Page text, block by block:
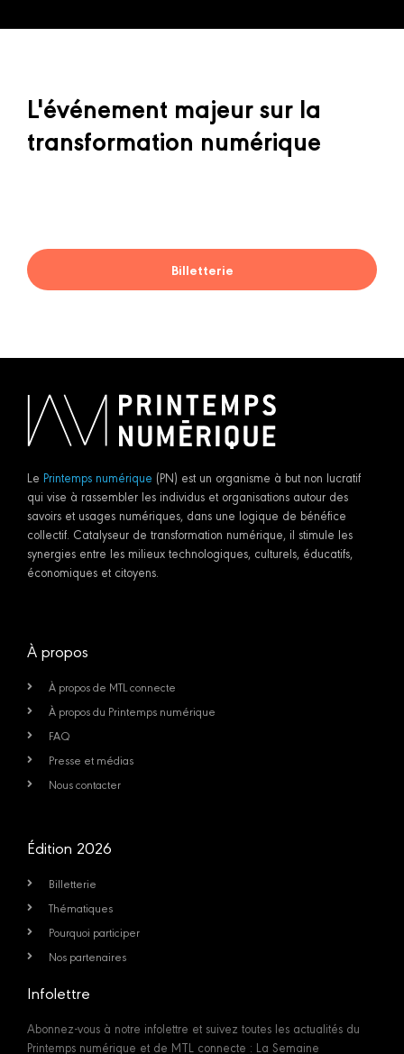
L'événement majeur sur la
transformation numérique
Billetterie
Le Printemps numérique (PN) est un organisme à but non lucratif
qui vise à rassembler les individus et organisations autour des
savoirs et usages numériques, dans une logique de bénéfice
collectif. Catalyseur de transformation numérique, il stimule les
synergies entre les milieux technologiques, culturels, éducatifs,
économiques et citoyens.
À propos
À propos de MTL connecte
À propos du Printemps numérique
FAQ
Presse et médias
Nous contacter
Édition 2026
Billetterie
Thématiques
Pourquoi participer
Nos partenaires
Infolettre
Abonnez-vous à notre infolettre et suivez toutes les actualités du
Printemps numérique et de MTL connecte : La Semaine